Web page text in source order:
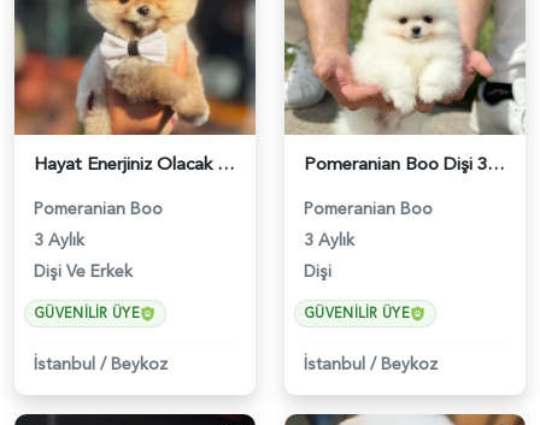
Hayat Enerjiniz Olacak Pomeranian Boo Bebekler - 6033
Pomeranian Boo
3 Aylık
Dişi Ve Erkek
GÜVENILIR ÜYE
İstanbul /Beykoz
Pomeranian Boo Dişi 3 Aylık Safkan Güzelliğimiz - 6026
Pomeranian Boo
3 Aylık
Dişi
GÜVENILIR ÜYE
İstanbul /Beykoz